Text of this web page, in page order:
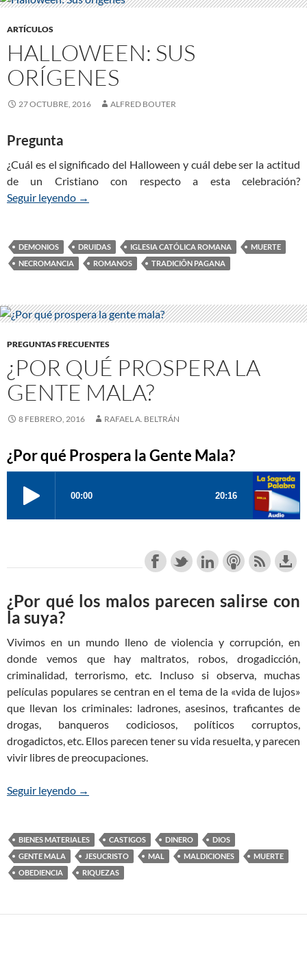
ARTÍCULOS
HALLOWEEN: SUS
ORÍGENES
27 OCTUBRE, 2016 ALFRED BOUTER
Pregunta
¿Cuál es el significado del Halloween y cuál debe ser la actitud
de un Cristiano con respecto a esta celebración?
Seguir leyendo Halloween: Sus orígenes
→
DEMONIOS DRUIDAS IGLESIA CATÓLICA ROMANA
MUERTE
NECROMANCIA
ROMANOS TRADICIÔN PAGANA
PREGUNTAS FRECUENTES
¿POR QUÉ PROSPERA LA
GENTE MALA?
8 FEBRERO, 2016 RAFAEL A. BELTRÁN
¿Por qué Prospera la Gente Mala?
¿Por qué los malos parecen salirse con
la suya?
Vivimos en un mundo lleno de violencia y corrupción, en
donde vemos que hay maltratos, robos, drogadicción,
criminalidad, terrorismo, etc. Incluso si observa, muchas
películas populares se centran en el tema de la «vida de lujos»
que llevan los criminales: ladrones, asesinos, traficantes de
drogas, banqueros codiciosos, políticos corruptos,
drogadictos, etc. Ellos parecen tener su vida resuelta, y parecen
vivir libres de preocupaciones.
Seguir leyendo ¿Por qué prospera la gente mala?
→
BIENES MATERIALES CASTIGOS DINERO
DIOS
GENTE MALA
JESUCRISTO MAL MALDICIONES
MUERTE
OBEDIENCIA
RIQUEZAS